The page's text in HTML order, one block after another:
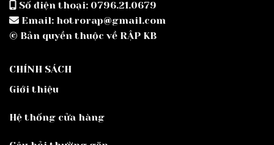
Số điện thoại: 0796.21.0679
Email: hotrorap@gmail.com
© Bản quyền thuộc về RẬP KB
CHÍNH SÁCH
Giới thiệu
Hệ thống cửa hàng